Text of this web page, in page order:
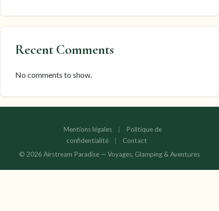
Recent Comments
No comments to show.
Mentions légales
Politique de
confidentialité
Contact
© 2026 Airstream Paradise — Voyages, Glamping & Aventures